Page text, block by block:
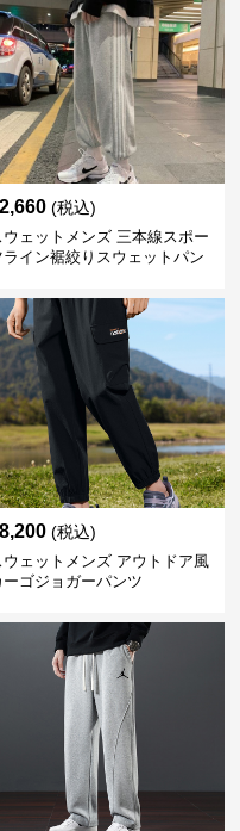
(税込)
ウェットメンズ 三本線スポー
ライン裾絞りスウェットパン
(税込)
ウェットメンズ アウトドア風
ーゴジョガーパンツ